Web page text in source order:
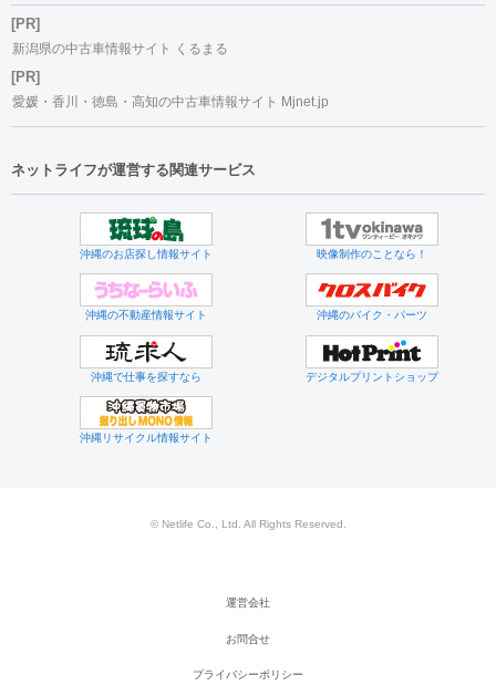
[PR]
新潟県の中古車情報サイト くるまる
[PR]
愛媛・香川・徳島・高知の中古車情報サイト Mjnet.jp
ネットライフが運営する関連サービス
沖縄のお店探し情報サイト 映像制作のことなら！
沖縄の不動産情報サイト 沖縄のバイク・パーツ
沖縄で仕事を探すなら デジタルプリントショップ
沖縄リサイクル情報サイト
© Netlife Co., Ltd. All Rights Reserved.
運営会社
お問合せ
プライバシーポリシー